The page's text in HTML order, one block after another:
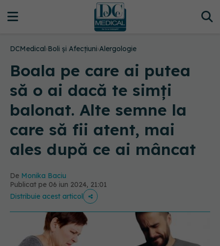
DCMedical›Boli și Afecțiuni›Alergologie
Boala pe care ai putea
să o ai dacă te simți
balonat. Alte semne la
care să fii atent, mai
ales după ce ai mâncat
De Monika Baciu
Publicat pe 06 iun 2024, 21:01
Distribuie acest articol